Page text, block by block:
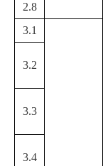
2.8
3.1
3.2
3.3
3.4